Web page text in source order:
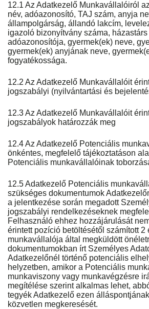
12.1 Az Adatkezelő Munkavállalóiról
név, adóazonosító, TAJ szám, anyja
állampolgárság, állandó lakcím,
igazoló bizonyítvány száma,
adóazonosítója, gyermek(ek) neve,
gyermek(ek) anyjának neve,
fogyatékossága.
12.2 Az Adatkezelő Munkavállalóit
jogszabályi (nyilvántartási és
12.3 Az Adatkezelő Munkavállalóit
jogszabályok határozzák meg
12.4 Az Adatkezelő Potenciális
önkéntes, megfelelő tájékoztatáson
Potenciális munkavállalóinak
12.5 Adatkezelő Potenciális
szükséges dokumentumok
a jelentkezése során megadott
jogszabályi rendelkezéseknek
Felhasználó ehhez hozzájárulását
érintett pozíció betöltésétől számított
munkavállalója által megküldött
dokumentumokban írt Személyes
Adatkezelőnél történő potenciális
helyzetben, amikor a Potenciális
munkaviszony vagy munkavégzésre
megítélése szerint alkalmas lehet,
tegyék Adatkezelő ezen
közvetlen megkeresését.